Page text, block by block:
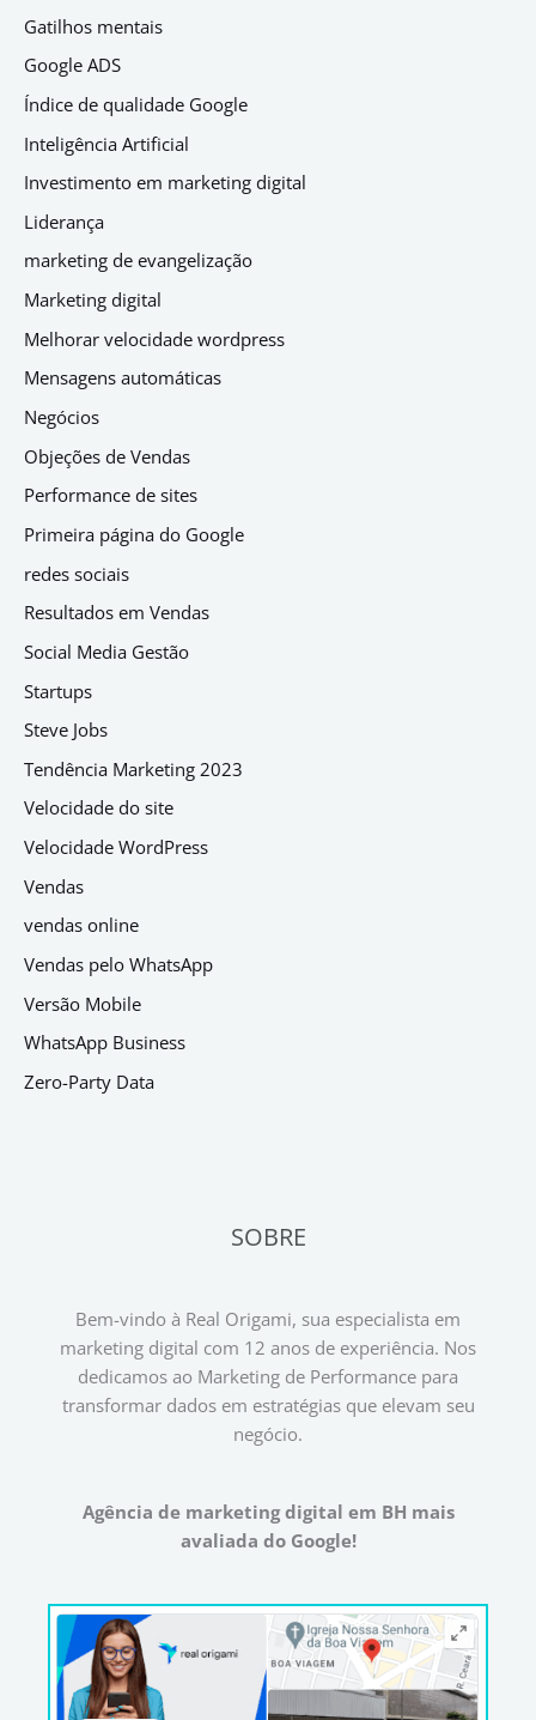
Gatilhos mentais
Google ADS
Índice de qualidade Google
Inteligência Artificial
Investimento em marketing digital
Liderança
marketing de evangelização
Marketing digital
Melhorar velocidade wordpress
Mensagens automáticas
Negócios
Objeções de Vendas
Performance de sites
Primeira página do Google
redes sociais
Resultados em Vendas
Social Media Gestão
Startups
Steve Jobs
Tendência Marketing 2023
Velocidade do site
Velocidade WordPress
Vendas
vendas online
Vendas pelo WhatsApp
Versão Mobile
WhatsApp Business
Zero-Party Data
SOBRE
Bem-vindo à Real Origami, sua especialista em
marketing digital com 12 anos de experiência. Nos
dedicamos ao Marketing de Performance para
transformar dados em estratégias que elevam seu
negócio.
Agência de marketing digital em BH mais
avaliada do Google!